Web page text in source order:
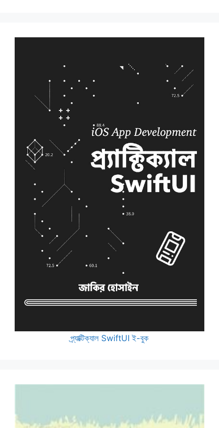
প্র্যাক্টিক্যাল SwiftUI ই-বুক